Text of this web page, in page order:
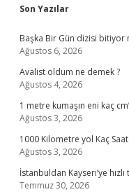
Sidebar
Son Yazılar
Başka Bir Gün dizisi bitiyor
Ağustos 6, 2026
Avalist oldum ne demek ?
Ağustos 4, 2026
1 metre kumaşın eni kaç
Ağustos 3, 2026
1000 Kilometre yol Kaç
Ağustos 3, 2026
İstanbuldan Kayseri’ye hızlı
Temmuz 30, 2026